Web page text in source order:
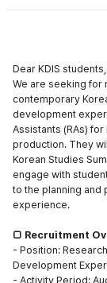
Dear KDIS students,
We are seeking for
contemporary
development
Assistants (RAs)
production. They
Korean Studies
engage with
to the planning and
experience.
□ Recruitment
- Position:
Development
- Activity Period: